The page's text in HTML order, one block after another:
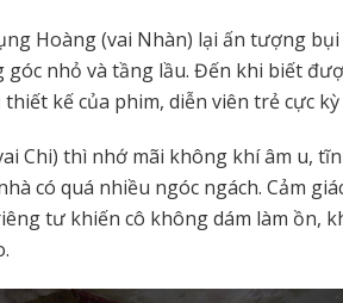
Hoàng (vai Nhàn) lại ấn tượng
nhỏ và tầng lầu. Đến khi biết
kế của phim, diễn viên trẻ cực
Chi) thì nhớ mãi không khí âm u,
có quá nhiều ngóc ngách. Cảm
tư khiến cô không dám làm ồn,